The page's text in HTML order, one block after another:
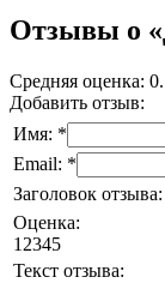
Отзывы о
Средняя оценка:
Добавить отзыв:
Имя: *
Email: *
Заголовок отзыва:
Оценка:
1 2345
Текст отзыва: